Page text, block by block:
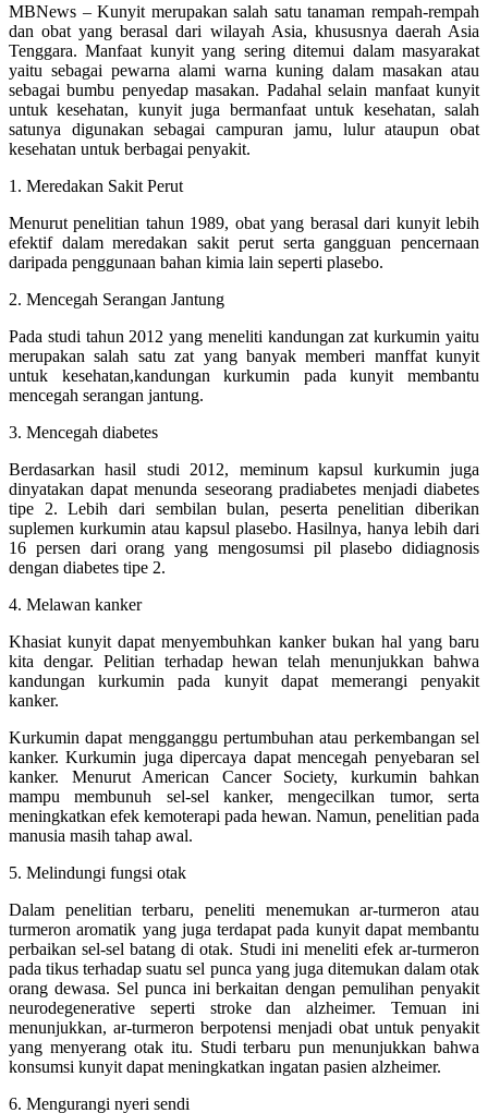
MBNews – Kunyit merupakan salah satu tanaman rempah-rempah
dan obat yang berasal dari wilayah Asia, khususnya daerah Asia
Tenggara. Manfaat kunyit yang sering ditemui dalam masyarakat
yaitu sebagai pewarna alami warna kuning dalam masakan atau
sebagai bumbu penyedap masakan. Padahal selain manfaat kunyit
untuk kesehatan, kunyit juga bermanfaat untuk kesehatan, salah
satunya digunakan sebagai campuran jamu, lulur ataupun obat
kesehatan untuk berbagai penyakit.
1. Meredakan Sakit Perut
Menurut penelitian tahun 1989, obat yang berasal dari kunyit lebih
efektif dalam meredakan sakit perut serta gangguan pencernaan
daripada penggunaan bahan kimia lain seperti plasebo.
2. Mencegah Serangan Jantung
Pada studi tahun 2012 yang meneliti kandungan zat kurkumin yaitu
merupakan salah satu zat yang banyak memberi manffat kunyit
untuk kesehatan,kandungan kurkumin pada kunyit membantu
mencegah serangan jantung.
3. Mencegah diabetes
Berdasarkan hasil studi 2012, meminum kapsul kurkumin juga
dinyatakan dapat menunda seseorang pradiabetes menjadi diabetes
tipe 2. Lebih dari sembilan bulan, peserta penelitian diberikan
suplemen kurkumin atau kapsul plasebo. Hasilnya, hanya lebih dari
16 persen dari orang yang mengosumsi pil plasebo didiagnosis
dengan diabetes tipe 2.
4. Melawan kanker
Khasiat kunyit dapat menyembuhkan kanker bukan hal yang baru
kita dengar. Pelitian terhadap hewan telah menunjukkan bahwa
kandungan kurkumin pada kunyit dapat memerangi penyakit
kanker.
Kurkumin dapat mengganggu pertumbuhan atau perkembangan sel
kanker. Kurkumin juga dipercaya dapat mencegah penyebaran sel
kanker. Menurut American Cancer Society, kurkumin bahkan
mampu membunuh sel-sel kanker, mengecilkan tumor, serta
meningkatkan efek kemoterapi pada hewan. Namun, penelitian pada
manusia masih tahap awal.
5. Melindungi fungsi otak
Dalam penelitian terbaru, peneliti menemukan ar-turmeron atau
turmeron aromatik yang juga terdapat pada kunyit dapat membantu
perbaikan sel-sel batang di otak. Studi ini meneliti efek ar-turmeron
pada tikus terhadap suatu sel punca yang juga ditemukan dalam otak
orang dewasa. Sel punca ini berkaitan dengan pemulihan penyakit
neurodegenerative seperti stroke dan alzheimer. Temuan ini
menunjukkan, ar-turmeron berpotensi menjadi obat untuk penyakit
yang menyerang otak itu. Studi terbaru pun menunjukkan bahwa
konsumsi kunyit dapat meningkatkan ingatan pasien alzheimer.
6. Mengurangi nyeri sendi